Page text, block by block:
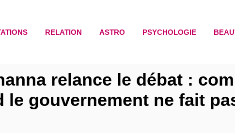
RELATION ASTRO PSYCHOLOGIE
relance le débat :
le gouvernement ne fait